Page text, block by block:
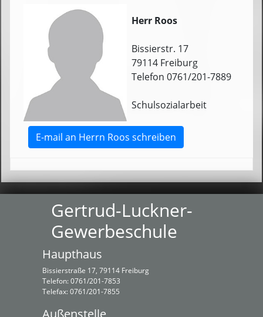
Herr Roos
Bissierstr. 17
79114 Freiburg
Telefon 0761/201-7889
Schulsozialarbeit
E-mail an Herrn Roos schreiben
Gertrud-Luckner-
Gewerbeschule
Haupthaus
Bissierstraße 17, 79114 Freiburg
Telefon: 0761/201-7853
Telefax: 0761/201-7855
Außenstelle